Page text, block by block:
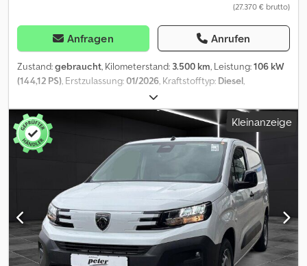
(27.370 € brutto)
Anfragen Anrufen
Zustand:gebraucht, Kilometerstand: 3.500 km, Leistung:106 kW
(144,12 PS), Erstzulassung:01/2026, Kraftstofftyp: Diesel,
, maximales Ladegewicht:
Gesamtgewicht:2.734 kg, Radstand:3.275 mm, nächste Prüfung
(TÜV):01/2028 Diesel Weiß, Fahrerkabine:
Sonstige
mechanisch, Emissionsklasse:Euro6
Anzahl der Sitzplätze:
3, Gesamtlänge: 1.920 mm, Gesamtbreite:
, Laderaumlänge: , Laderaumbreite:1.920 mm
Laderaumhöhe:1.895 mm, Baujahr:2025, Ausstattung:ABS,
Airbag, Bordcomputer, Elektronisches Stabilitätsprogramm
(ESP), Gebrauchtwagengarantie, Klimaanlage,
Navigationssystem, Nebelscheinwerfer, Parksensoren, Rußfilter,
Schiebetür, Servolenkung, Tempomat, Traktionskontrolle,
Wegfahrsperre, Zentralverriegelung
, Exterieur *
Kleinanzeige